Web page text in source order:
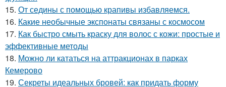
15. От седины с помощью крапивы избавляемся.
16. Какие необычные экспонаты связаны с космосом
17. Как быстро смыть краску для волос с кожи: простые и
эффективные методы
18. Можно ли кататься на аттракционах в парках
Кемерово
19. Секреты идеальных бровей: как придать форму